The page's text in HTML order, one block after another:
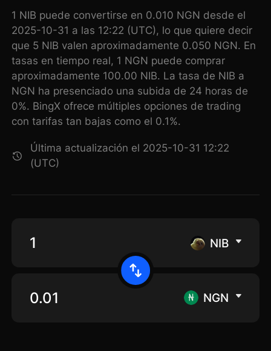
1 NIB puede convertirse en 0.010 NGN desde el
2025-10-31 a las 12:22 (UTC), lo que quiere decir
que 5 NIB valen aproximadamente 0.050 NGN. En
tasas en tiempo real, 1 NGN puede comprar
aproximadamente 100.00 NIB. La tasa de NIB a
NGN ha presenciado una subida de 24 horas de
0%. BingX ofrece múltiples opciones de trading
con tarifas tan bajas como el 0.1%.
Última actualización el 2025-10-31 12:22
(UTC)
NIB
NGN